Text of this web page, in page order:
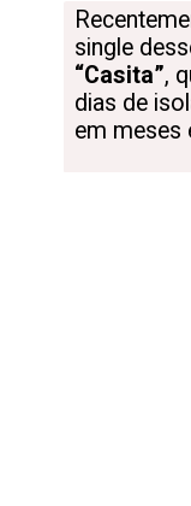
“Casita”,
dias de
em meses